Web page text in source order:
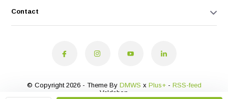
Contact
© Copyright 2026 - Theme By DMWS x Plus+- RSS-feed
Veldshop